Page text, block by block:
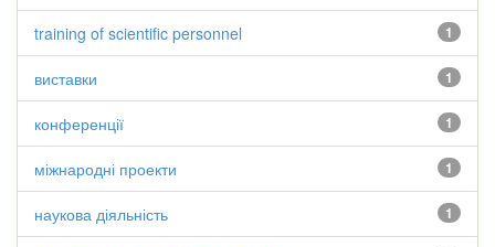
1
training of scientific personnel
1
виставки
1
конференції
1
міжнародні проекти
1
наукова діяльність